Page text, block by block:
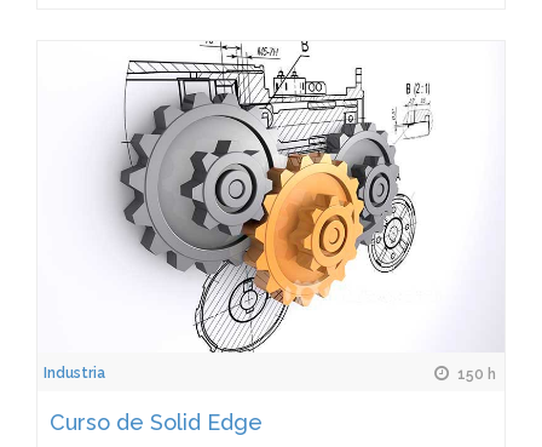
Industria 150 h
Curso de Solid Edge